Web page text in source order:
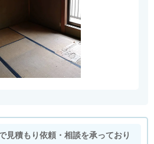
見積もり依頼・相談を承っており